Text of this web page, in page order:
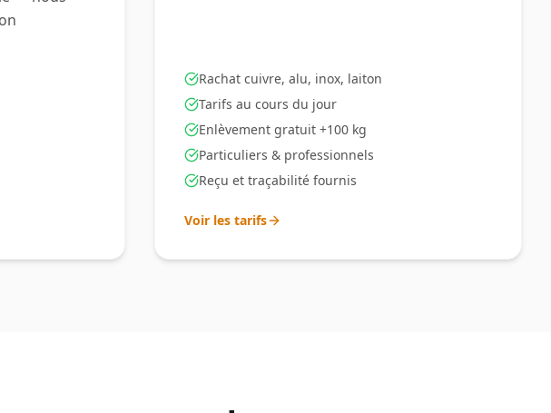
Rachat cuivre, alu, inox, laiton
Tarifs au cours du jour
Enlèvement gratuit +100 kg
Particuliers & professionnels
Reçu et traçabilité fournis
Voir les tarifs